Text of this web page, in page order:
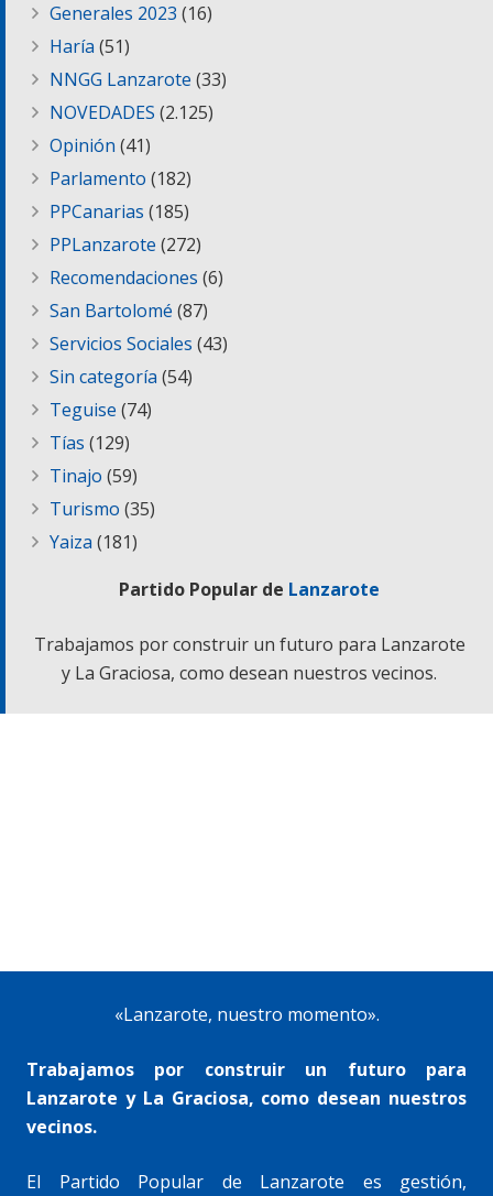
Generales 2023 (16)
Haría (51)
NNGG Lanzarote (33)
NOVEDADES (2.125)
Opinión (41)
Parlamento (182)
PPCanarias (185)
PPLanzarote (272)
Recomendaciones (6)
San Bartolomé (87)
Servicios Sociales (43)
Sin categoría (54)
Teguise (74)
Tías (129)
Tinajo (59)
Turismo (35)
Yaiza (181)
Partido Popular de Lanzarote
Trabajamos por construir un futuro para Lanzarote
y La Graciosa, como desean nuestros vecinos.
«Lanzarote, nuestro momento».
Trabajamos por construir un futuro para
Lanzarote y La Graciosa, como desean nuestros
vecinos.
El Partido Popular de Lanzarote es gestión,